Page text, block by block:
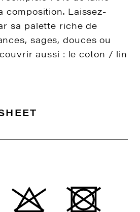
composition. Laissez-
sa palette riche de
sages, douces ou
aussi : le coton / lin